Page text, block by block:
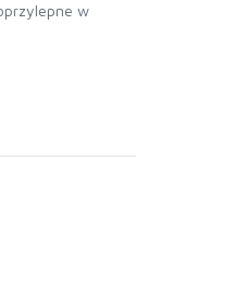
w